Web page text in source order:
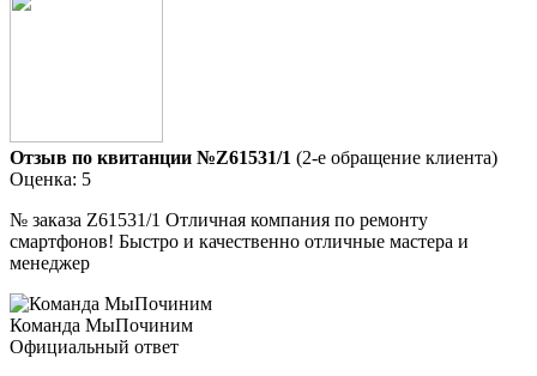
Отзыв по квитанции №Z61531/1 (2-е обращение клиента)
Оценка: 5
№ заказа Z61531/1 Отличная компания по ремонту
смартфонов! Быстро и качественно отличные мастера и
менеджер
Команда МыПочиним
Официальный ответ